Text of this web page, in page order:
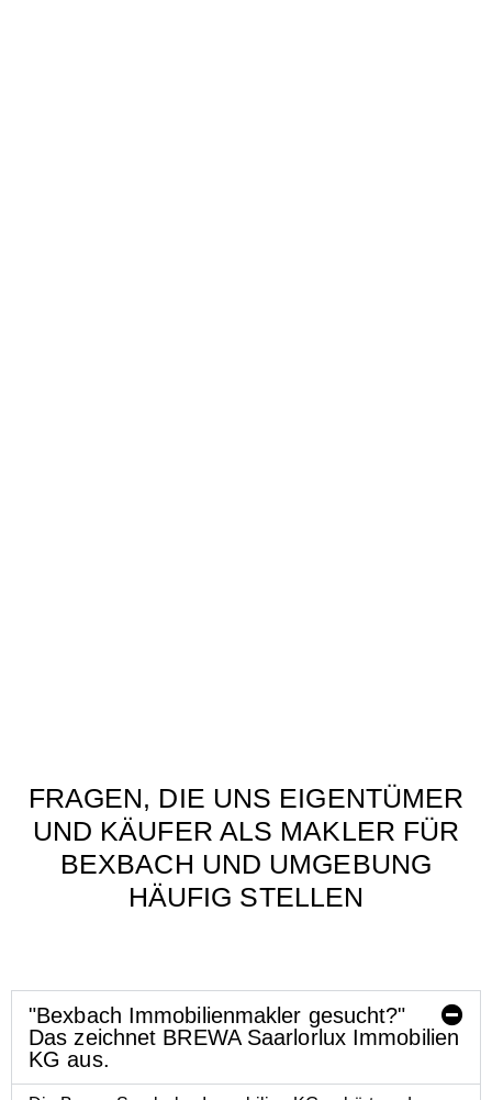
FRAGEN, DIE UNS EIGENTÜMER
UND KÄUFER ALS MAKLER FÜR
BEXBACH UND UMGEBUNG
HÄUFIG STELLEN
"Bexbach Immobilienmakler gesucht?"
Das zeichnet BREWA Saarlorlux Immobilien
KG aus.